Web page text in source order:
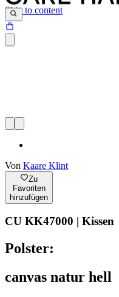
Skip to content
Von Kaare Klint
Zu
Favoriten
hinzufügen
CU KK47000 | Kissen
Polster:
canvas natur hell